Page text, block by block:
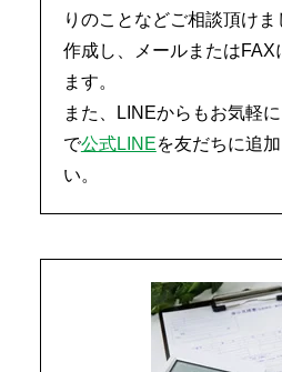
りのことなどご相談頂け
作成し、メールまたはFAX
ます。
また、LINEからもお気軽
で公式LINEを友だちに追
い。